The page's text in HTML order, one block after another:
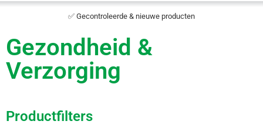
✅ Gecontroleerde & nieuwe producten
Gezondheid &
Verzorging
Productfilters